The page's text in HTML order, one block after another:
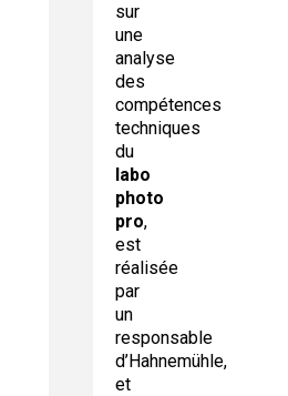
sur
une
analyse
des
compétences
techniques
du
labo
photo
pro,
est
réalisée
par
un
responsable
d’Hahnemühle,
et